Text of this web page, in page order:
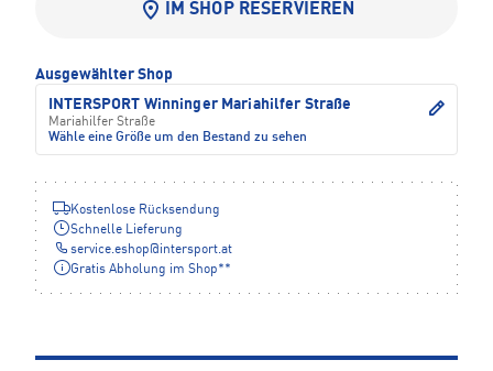
IM SHOP RESERVIEREN
Ausgewählter Shop
INTERSPORT Winninger Mariahilfer Straße
Mariahilfer Straße
Wähle eine Größe um den Bestand zu sehen
Kostenlose Rücksendung
Schnelle Lieferung
service.eshop@intersport.at
Gratis Abholung im Shop**